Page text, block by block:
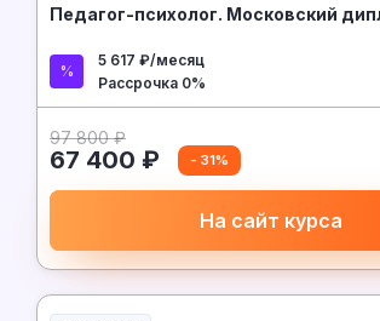
Педагог-психолог. Московский
5 617 ₽/месяц
Рассрочка 0%
97 800 ₽
67 400 ₽ - 31%
На сайт курса